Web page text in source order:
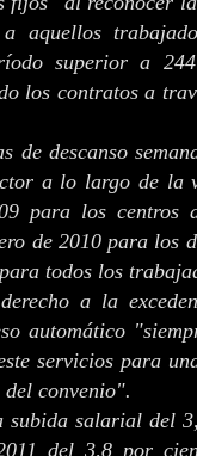
aquellos
superior a
los contratos a
de descanso
a lo largo de la
para los centros
de 2010 para los
todos los
a la
automático
servicios para
convenio".
subida salarial del
del 3,8 por